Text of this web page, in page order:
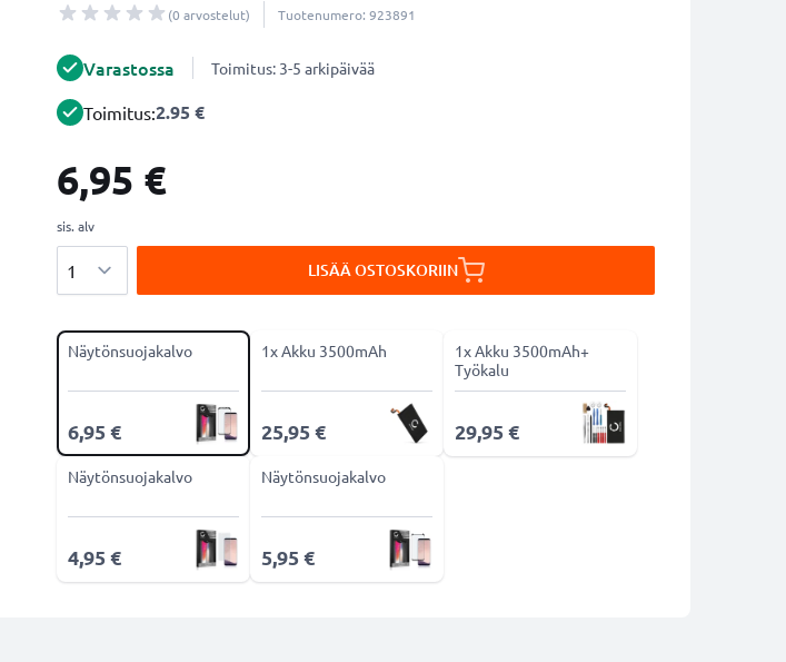
(0 arvostelut) Tuotenumero: 923891
Varastossa Toimitus: 3-5 arkipäivää
Toimitus:2.95 €
6,95 €
sis. alv
LISÄÄ OSTOSKORIIN
Näytönsuojakalvo
6,95 €
1x Akku 3500mAh
25,95 €
1x Akku 3500mAh+
Työkalu
29,95 €
Näytönsuojakalvo
4,95 €
Näytönsuojakalvo
5,95 €